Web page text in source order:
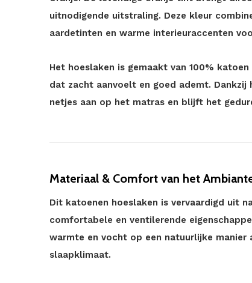
uitnodigende uitstraling. Deze kleur
aardetinten en warme interieuraccenten
Het hoeslaken is gemaakt van 100%
dat zacht aanvoelt en goed ademt.
netjes aan op het matras en blijft het
Materiaal & Comfort van het
Dit katoenen hoeslaken is vervaardigd uit
comfortabele en ventilerende
warmte en vocht op een natuurlijke manier
slaapklimaat.